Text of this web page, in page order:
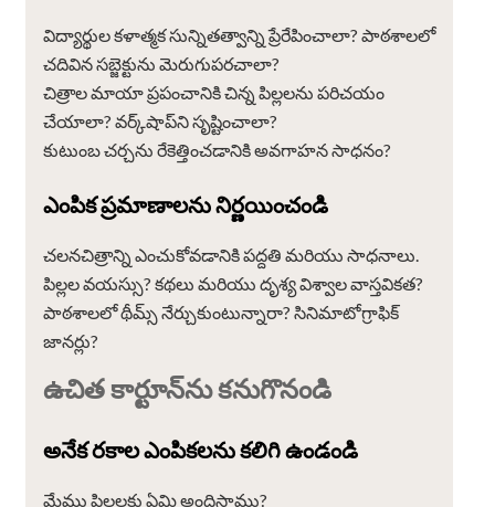
విద్యార్థుల కళాత్మక సున్నితత్వాన్ని ప్రేరేపించాలా? పాఠశాలలో
చదివిన సబ్జెక్టును మెరుగుపరచాలా?
చిత్రాల మాయా ప్రపంచానికి చిన్న పిల్లలను పరిచయం
చేయాలా? వర్క్‌షాప్‌ని సృష్టించాలా?
కుటుంబ చర్చను రేకెత్తించడానికి అవగాహన సాధనం?
ఎంపిక ప్రమాణాలను నిర్ణయించండి
చలనచిత్రాన్ని ఎంచుకోవడానికి పద్దతి మరియు సాధనాలు.
పిల్లల వయస్సు? కథలు మరియు దృశ్య విశ్వాల వాస్తవికత?
పాఠశాలలో థీమ్స్ నేర్చుకుంటున్నారా? సినిమాటోగ్రాఫిక్
జానర్లు?
ఉచిత కార్టూన్‌ను కనుగొనండి
అనేక రకాల ఎంపికలను కలిగి ఉండండి
మేము పిల్లలకు ఏమి అందిస్తాము?